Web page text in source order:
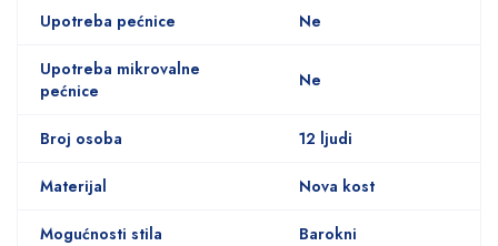
Upotreba pećnice Ne
Upotreba mikrovalne
pećnice
Ne
Broj osoba 12 ljudi
Materijal Nova kost
Mogućnosti stila Barokni